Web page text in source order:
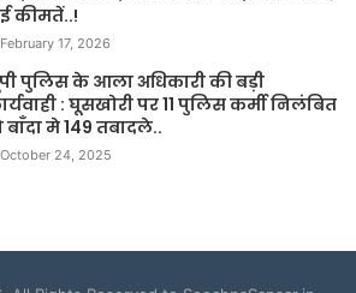
कीमतें..!
February 17, 2026
पुलिस के आला अधिकारी की बड़ी
: घूसखोरी पर 11 पुलिस कर्मी निलंबित
बाँदा मे 149 तबादले..
October 24, 2025